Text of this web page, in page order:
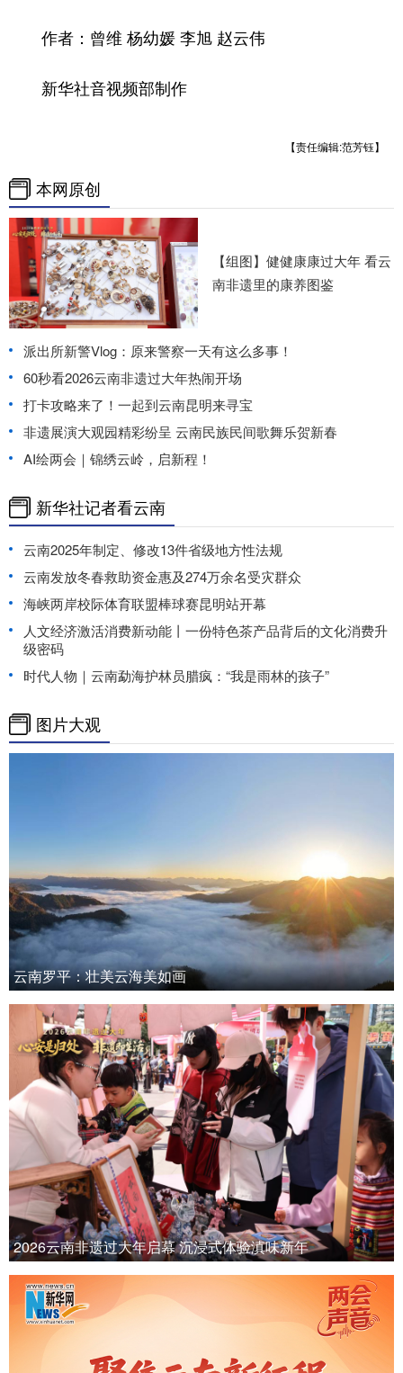
作者：曾维 杨幼媛 李旭 赵云伟
新华社音视频部制作
【责任编辑:范芳钰】
本网原创
【组图】健健康康过大年 看云
南非遗里的康养图鉴
派出所新警Vlog：原来警察一天有这么多事！
60秒看2026云南非遗过大年热闹开场
打卡攻略来了！一起到云南昆明来寻宝
非遗展演大观园精彩纷呈 云南民族民间歌舞乐贺新春
AI绘两会｜锦绣云岭，启新程！
新华社记者看云南
云南2025年制定、修改13件省级地方性法规
云南发放冬春救助资金惠及274万余名受灾群众
海峡两岸校际体育联盟棒球赛昆明站开幕
人文经济激活消费新动能丨一份特色茶产品背后的文化消费升
级密码
时代人物｜云南勐海护林员腊疯：“我是雨林的孩子”
图片大观
云南罗平：壮美云海美如画
2026云南非遗过大年启幕 沉浸式体验滇味新年